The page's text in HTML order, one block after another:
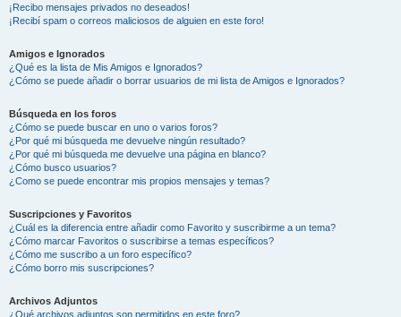
¡Recibo mensajes privados no deseados!
¡Recibí spam o correos maliciosos de alguien en este foro!
Amigos e Ignorados
¿Qué es la lista de Mis Amigos e Ignorados?
¿Cómo se puede añadir o borrar usuarios de mi lista de Amigos e Ignorados?
Búsqueda en los foros
¿Cómo se puede buscar en uno o varios foros?
¿Por qué mi búsqueda me devuelve ningún resultado?
¿Por qué mi búsqueda me devuelve una página en blanco?
¿Cómo busco usuarios?
¿Como se puede encontrar mis propios mensajes y temas?
Suscripciones y Favoritos
¿Cuál es la diferencia entre añadir como Favorito y suscribirme a un tema?
¿Cómo marcar Favoritos o suscribirse a temas específicos?
¿Cómo me suscribo a un foro específico?
¿Cómo borro mis suscripciones?
Archivos Adjuntos
¿Qué archivos adjuntos son permitidos en este foro?